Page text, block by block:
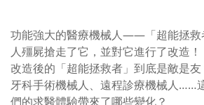
功能強大的醫療機械人——「超能拯救
人殭屍搶走了它，並對它進行了改造！
改造後的「超能拯救者」到底是敵是友
牙科手術機械人、遠程診療機械人……
們的求醫體驗帶來了哪些變化？